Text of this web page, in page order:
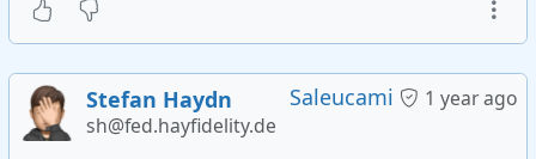
Saleucami 1 year ago
Stefan Haydn
sh@fed.hayfidelity.de